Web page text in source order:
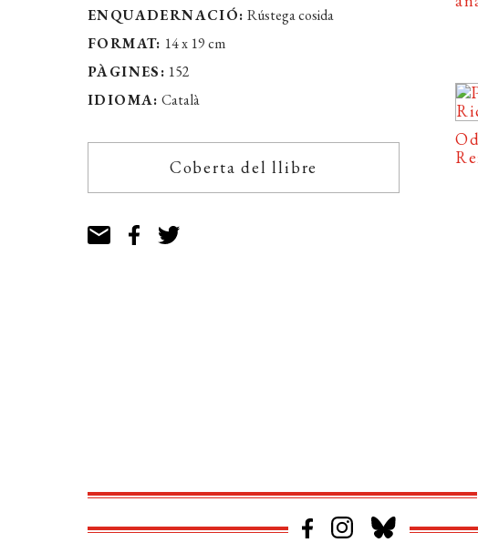
ENQUADERNACIÓ: Rústega cosida
FORMAT: 14 x 19 cm
PÀGINES: 152
IDIOMA: Català
Coberta del llibre